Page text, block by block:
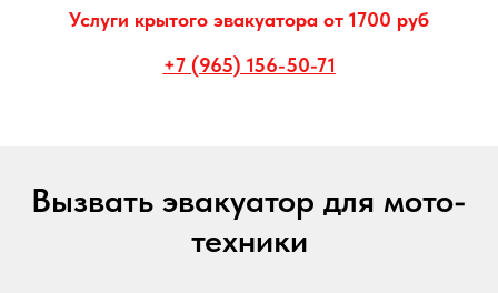
Услуги крытого эвакуатора от 1700 руб
+7 (965) 156-50-71
Вызвать эвакуатор для мото-
техники